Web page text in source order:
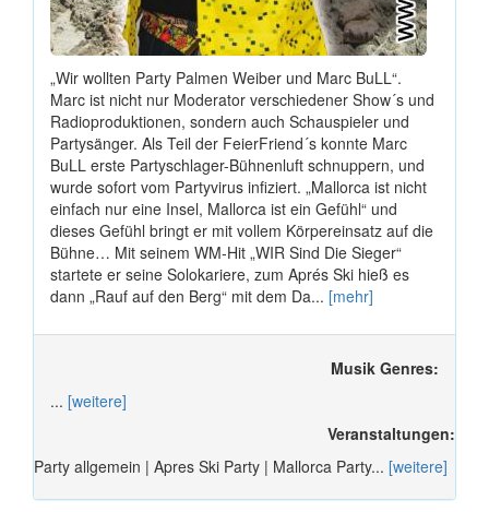
„Wir wollten Party Palmen Weiber und Marc BuLL“.
Marc ist nicht nur Moderator verschiedener Show´s und
Radioproduktionen, sondern auch Schauspieler und
Partysänger. Als Teil der FeierFriend´s konnte Marc
BuLL erste Partyschlager-Bühnenluft schnuppern, und
wurde sofort vom Partyvirus infiziert. „Mallorca ist nicht
einfach nur eine Insel, Mallorca ist ein Gefühl“ und
dieses Gefühl bringt er mit vollem Körpereinsatz auf die
Bühne… Mit seinem WM-Hit „WIR Sind Die Sieger“
startete er seine Solokariere, zum Aprés Ski hieß es
dann „Rauf auf den Berg“ mit dem Da... [mehr]
Musik Genres:
... [weitere]
Veranstaltungen:
Party allgemein | Apres Ski Party | Mallorca Party... [weitere]